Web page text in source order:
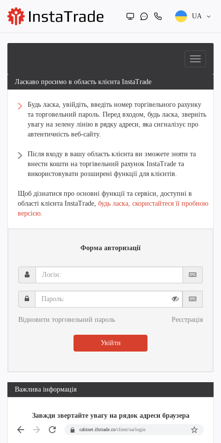
UA
Ласкаво просимо в область клієнта InstaTrade
Будь ласка, увійдіть, введіть номер торгівельного рахунку
та торговельний пароль. Перед входом, будь ласка, зверніть
увагу на зелену лінію в рядку адреси, яка сигналізує про
автентичність веб-сайту.
Після входу в вашу область клієнта ви зможете зняти та
внести кошти на торгівельний рахунок InstaTrade та
використовувати розширені функції для клієнтів.
Щоб дізнатися про основні функції та сервіси, доступні в
області клієнта InstaTrade, будь ласка, скористайтеся її пробною
версією.
Форма авторизації
Логін:
Пароль:
Відновити торговельний пароль Реєстрація
Увійти
Важлива інформація
Завжди звертайте увагу на рядок адреси браузера
cabinet.ifxtrade.co/client/ua/login